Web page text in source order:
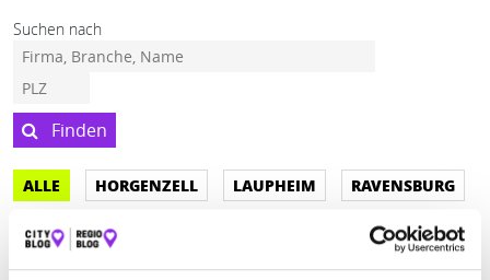
Suchen nach
Finden
ALLE HORGENZELL LAUPHEIM RAVENSBURG
Keine Öffnungszeiten angegeben